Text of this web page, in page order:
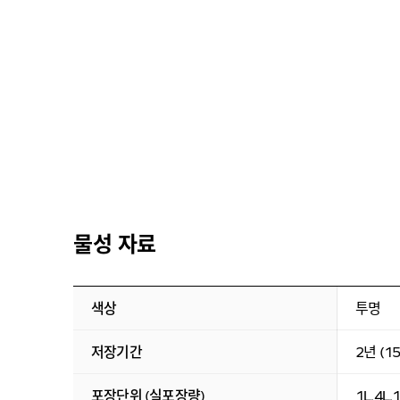
물성 자료
색상 투명
저장기간 2년
포장단위 (실포장량)